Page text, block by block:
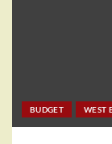
BUDGET WEST